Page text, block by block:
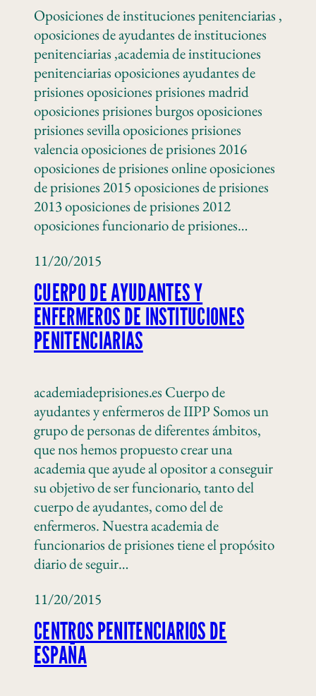
Oposiciones de instituciones penitenciarias ,
oposiciones de ayudantes de instituciones
penitenciarias ,academia de instituciones
penitenciarias oposiciones ayudantes de
prisiones oposiciones prisiones madrid
oposiciones prisiones burgos oposiciones
prisiones sevilla oposiciones prisiones
valencia oposiciones de prisiones 2016
oposiciones de prisiones online oposiciones
de prisiones 2015 oposiciones de prisiones
2013 oposiciones de prisiones 2012
oposiciones funcionario de prisiones…
11/20/2015
CUERPO DE AYUDANTES Y
ENFERMEROS DE INSTITUCIONES
PENITENCIARIAS
academiadeprisiones.es Cuerpo de
ayudantes y enfermeros de IIPP Somos un
grupo de personas de diferentes ámbitos,
que nos hemos propuesto crear una
academia que ayude al opositor a conseguir
su objetivo de ser funcionario, tanto del
cuerpo de ayudantes, como del de
enfermeros. Nuestra academia de
funcionarios de prisiones tiene el propósito
diario de seguir…
11/20/2015
CENTROS PENITENCIARIOS DE
ESPAÑA